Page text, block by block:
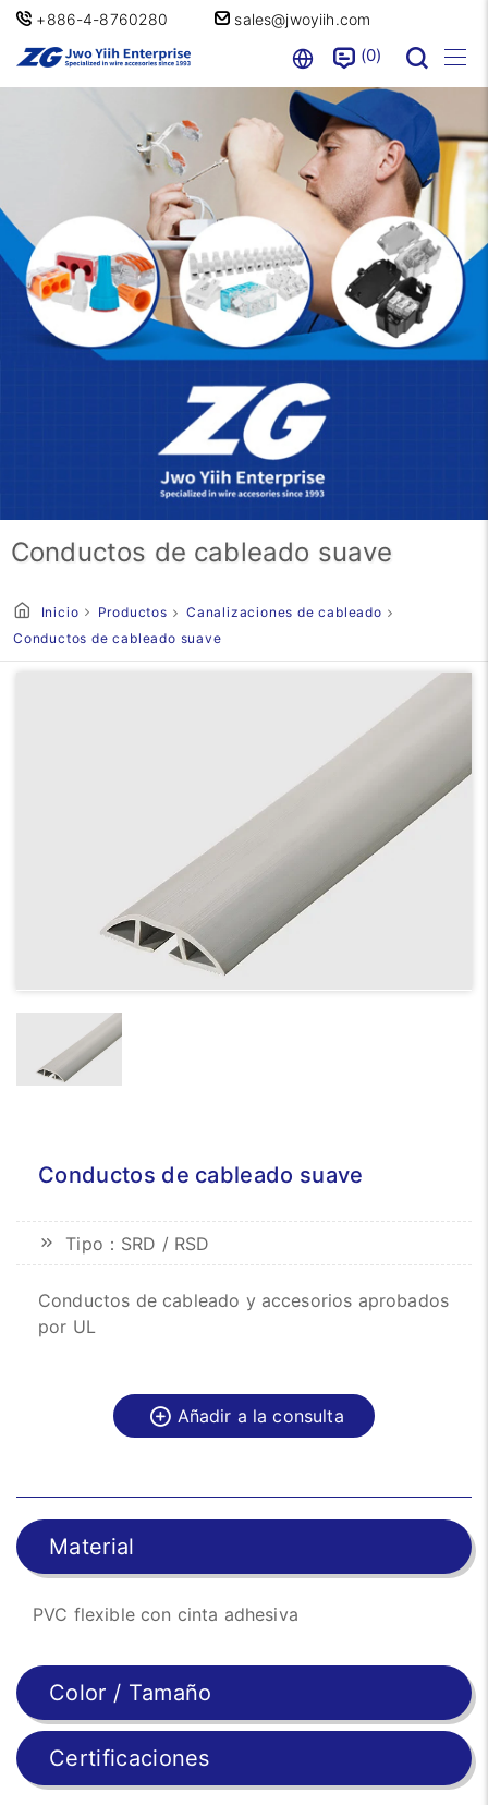
+886-4-8760280 sales@jwoyiih.com
0
Conductos de cableado suave
Inicio Productos
Canalizaciones de cableado
Conductos de cableado suave
Conductos de cableado suave
Tipo：SRD / RSD
Conductos de cableado y accesorios aprobados
por UL
Añadir a la consulta
Material
PVC flexible con cinta adhesiva
Color / Tamaño
Certificaciones